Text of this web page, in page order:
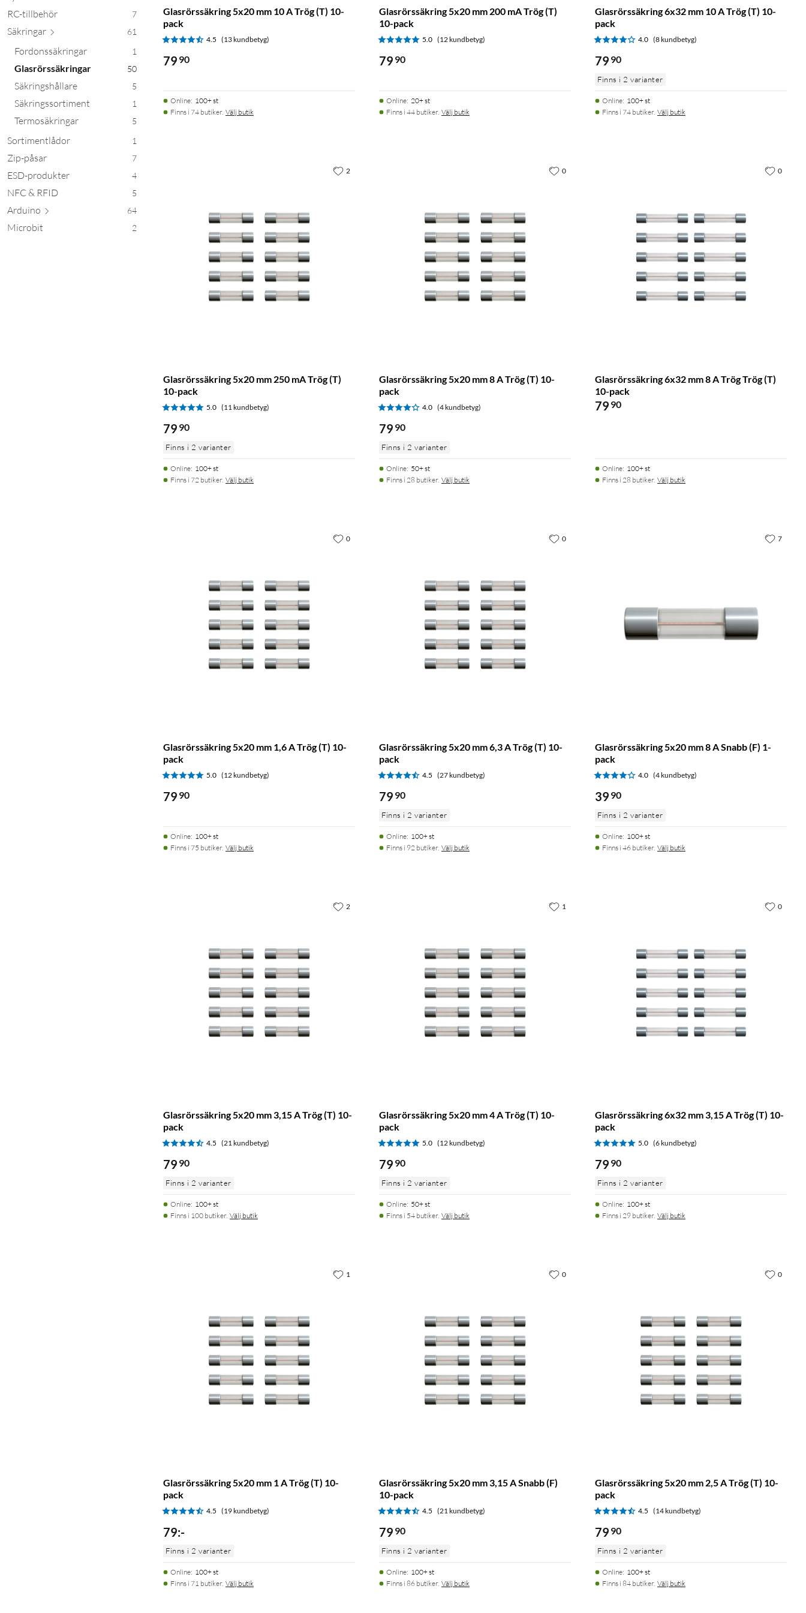
RC-tillbehör 7
Säkringar 61
Fordonssäkringar 1
Glasrörssäkringar 50
Säkringshållare 5
Säkringssortiment 1
Termosäkringar 5
Sortimentlådor 1
Zip-påsar 7
ESD-produkter 4
NFC & RFID 5
Arduino 64
Microbit 2
Glasrörssäkring 5x20 mm 10 A Trög (T) 10-
pack
4.5 (13 kundbetyg)
79 90
Online: 100+ st
Finns i 74 butiker. Välj butik
Glasrörssäkring 5x20 mm 200 mA Trög (T)
10-pack
5.0 (12 kundbetyg)
79 90
Online: 20+ st
Finns i 44 butiker. Välj butik
Glasrörssäkring 6x32 mm 10 A Trög (T) 10-
pack
4.0 (8 kundbetyg)
79 90
Finns i 2 varianter
Online: 100+ st
Finns i 74 butiker. Välj butik
Glasrörssäkring 5x20 mm 250 mA Trög (T)
10-pack
5.0 (11 kundbetyg)
79 90
Finns i 2 varianter
Online: 100+ st
Finns i 72 butiker. Välj butik
2
Glasrörssäkring 5x20 mm 8 A Trög (T) 10-
pack
4.0 (4 kundbetyg)
79 90
Finns i 2 varianter
Online: 50+ st
Finns i 28 butiker. Välj butik
0
Glasrörssäkring 6x32 mm 8 A Trög Trög (T)
10-pack
79 90
Online: 100+ st
Finns i 28 butiker. Välj butik
0
Glasrörssäkring 5x20 mm 1,6 A Trög (T) 10-
pack
5.0 (12 kundbetyg)
79 90
Online: 100+ st
Finns i 75 butiker. Välj butik
0
Glasrörssäkring 5x20 mm 6,3 A Trög (T) 10-
pack
4.5 (27 kundbetyg)
79 90
Finns i 2 varianter
Online: 100+ st
Finns i 92 butiker. Välj butik
0
Glasrörssäkring 5x20 mm 8 A Snabb (F) 1-
pack
4.0 (4 kundbetyg)
39 90
Finns i 2 varianter
Online: 100+ st
Finns i 46 butiker. Välj butik
7
Glasrörssäkring 5x20 mm 3,15 A Trög (T) 10-
pack
4.5 (21 kundbetyg)
79 90
Finns i 2 varianter
Online: 100+ st
Finns i 100 butiker. Välj butik
2
Glasrörssäkring 5x20 mm 4 A Trög (T) 10-
pack
5.0 (12 kundbetyg)
79 90
Finns i 2 varianter
Online: 50+ st
Finns i 54 butiker. Välj butik
1
Glasrörssäkring 6x32 mm 3,15 A Trög (T) 10-
pack
5.0 (6 kundbetyg)
79 90
Finns i 2 varianter
Online: 100+ st
Finns i 29 butiker. Välj butik
0
Glasrörssäkring 5x20 mm 1 A Trög (T) 10-
pack
4.5 (19 kundbetyg)
79:-
Finns i 2 varianter
Online: 100+ st
Finns i 71 butiker. Välj butik
1
Glasrörssäkring 5x20 mm 3,15 A Snabb (F)
10-pack
4.5 (21 kundbetyg)
79 90
Finns i 2 varianter
Online: 100+ st
Finns i 86 butiker. Välj butik
0
Glasrörssäkring 5x20 mm 2,5 A Trög (T) 10-
pack
4.5 (14 kundbetyg)
79 90
Finns i 2 varianter
Online: 100+ st
Finns i 84 butiker. Välj butik
0